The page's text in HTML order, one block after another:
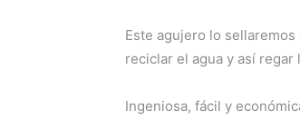
Este agujero lo
reciclar el agua y así
Ingeniosa, fácil y